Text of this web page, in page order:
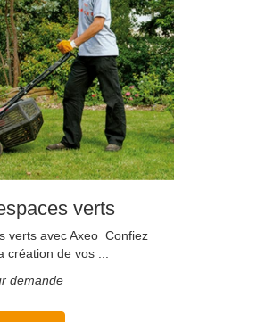
verts
verts avec Axeo Confiez
création de vos ...
demande